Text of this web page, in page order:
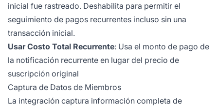
inicial fue rastreado. Deshabilita para permitir el
seguimiento de pagos recurrentes incluso sin una
transacción inicial.
Usar Costo Total Recurrente: Usa el monto de pago de
la notificación recurrente en lugar del precio de
suscripción original
Captura de Datos de Miembros
La integración captura información completa de